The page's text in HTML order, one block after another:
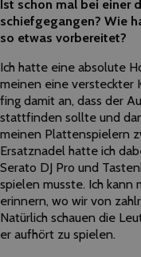
Ist schon mal bei einer
schiefgegangen? Wie
so etwas vorbereitet?
Ich hatte eine absolute
meinen eine versteckter
fing damit an, dass der
stattfinden sollte und
meinen Plattenspielern
Ersatznadel hatte ich
Serato DJ Pro und
spielen musste. Ich kann
erinnern, wo wir von
Natürlich schauen die
er aufhört zu spielen.